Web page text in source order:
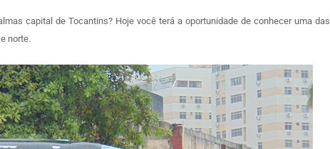
capital de Tocantins? Hoje você terá a oportunidade de conhecer uma das
norte.